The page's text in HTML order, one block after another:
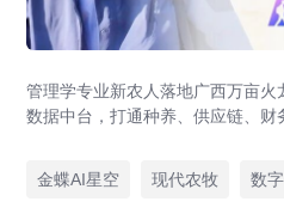
管理学专业新农人落地广西万亩
数据中台，打通种养、供应链、财
金蝶AI星空
现代农牧 数